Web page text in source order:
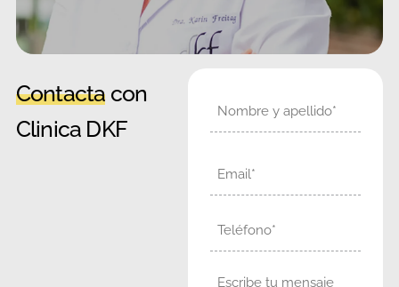
Contacta con
Clinica DKF